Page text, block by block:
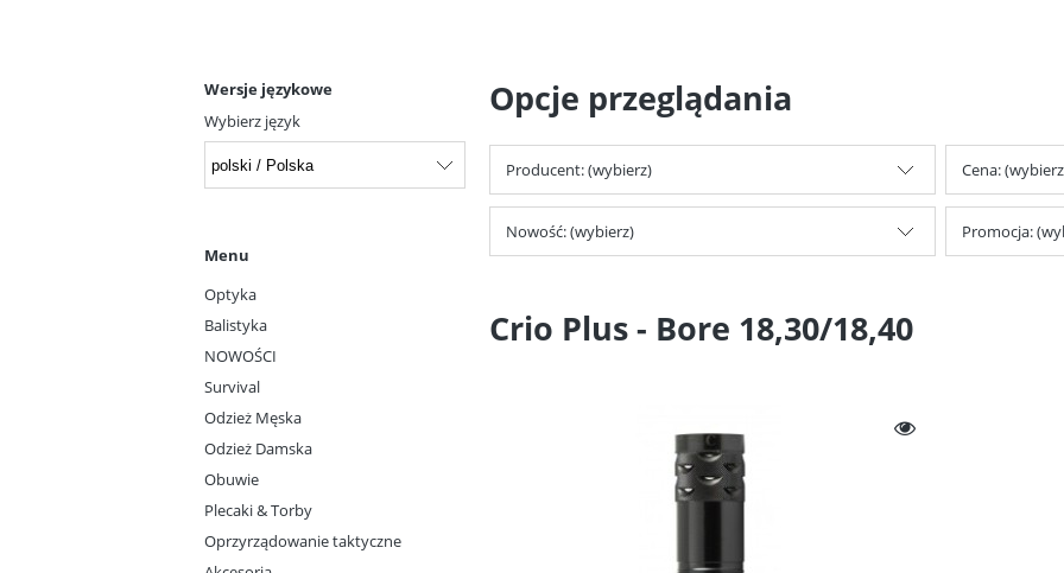
Wersje językowe
Wybierz język
Menu
Optyka
Balistyka
NOWOŚCI
Survival
Odzież Męska
Odzież Damska
Obuwie
Plecaki & Torby
Oprzyrządowanie taktyczne
Opcje przeglądania
Producent: (wybierz) Cena:
Nowość: (wybierz) Promocja:
Crio Plus - Bore 18,30/18,40